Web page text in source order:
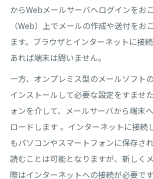
からWebメールサーバへログインをお
（Web）上でメールの作成や送付をお
ます。ブラウザとインターネットに接
あれば端末は問いません。
一方、オンプレミス型のメールソフト
インストールして必要な設定をすませ
ォンを介して、メールサーバから端末
ロードします 。インターネットに接続
もパソコンやスマートフォンに保存さ
読むことは可能となりますが、新しく
際はインターネットへの接続が必要です